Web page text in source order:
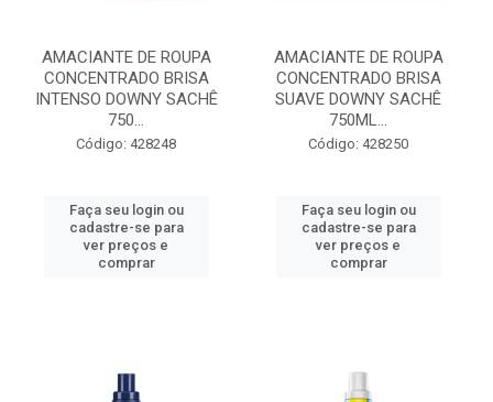
AMACIANTE DE ROUPA
CONCENTRADO BRISA
INTENSO DOWNY SACHÊ
750...
Código: 428248
Faça seu login ou
cadastre-se para
ver preços e
comprar
AMACIANTE DE ROUPA
CONCENTRADO BRISA
SUAVE DOWNY SACHÊ
750ML...
Código: 428250
Faça seu login ou
cadastre-se para
ver preços e
comprar